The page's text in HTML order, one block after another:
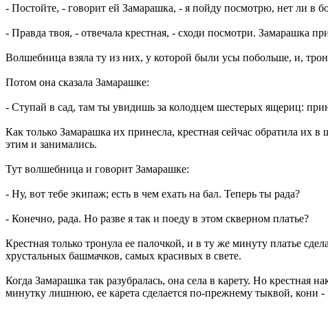
- Постойте, - говорит ей Замарашка, - я пойду посмотрю, нет ли в
- Правда твоя, - отвечала крестная, - сходи посмотри.
Волшебница взяла ту из них, у которой были усы побольше, и,
Потом она сказала Замарашке:
- Ступай в сад, там ты увидишь за колодцем шестерых ящериц:
Как только Замарашка их принесла, крестная сейчас обратила их
этим и занимались.
Тут волшебница и говорит Замарашке:
- Ну, вот тебе экипаж; есть в чем ехать на бал. Теперь ты рада?
- Конечно, рада. Но разве я так и поеду в этом скверном платье?
Крестная только тронула ее палочкой, и в ту же минуту платье
хрустальных башмачков, самых красивых в свете.
Когда Замарашка так разубралась, она села в карету. Но крестная
минутку лишнюю, ее карета сделается по-прежнему тыквой, кони